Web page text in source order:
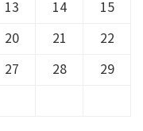
13 14 15
20 21 22
27 28 29